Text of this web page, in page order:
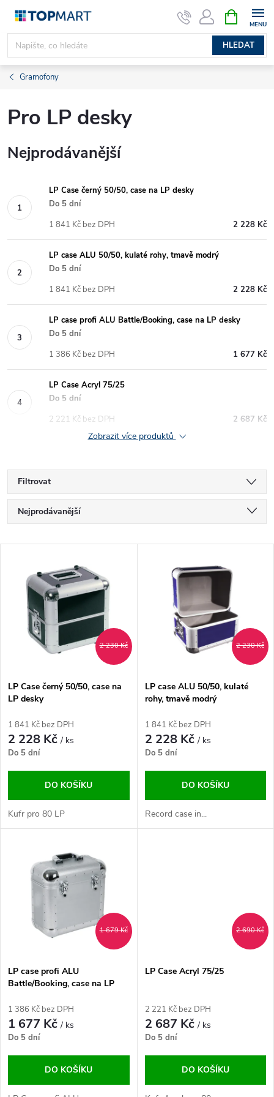
Přejít
obsah
HLEDAT
NÁKUPNÍ
KOŠÍK
Gramofony
Pro LP desky
Nejprodávanější
LP Case černý 50/50, case na LP desky
Do 5 dní
2 228 Kč
1 841 Kč bez DPH
LP case ALU 50/50, kulaté rohy, tmavě modrý
Do 5 dní
2 228 Kč
1 841 Kč bez DPH
LP case profi ALU Battle/Booking, case na LP desky
Do 5 dní
1 677 Kč
1 386 Kč bez DPH
LP Case Acryl 75/25
Do 5 dní
2 687 Kč
2 221 Kč bez DPH
Zobrazit více produktů
Filtrovat
Ř
a
p
r
o
u
Nejprodávanější
Abecedně
s
p
r
o
d
u
2 230 Kč
LP Case černý 50/50, case na
LP desky
1 841 Kč bez DPH
2 228 Kč/ ks
Do 5 dní
DO KOŠÍKU
Kufr pro 80 LP
2 230 Kč
LP case ALU 50/50, kulaté
rohy, tmavě modrý
1 841 Kč bez DPH
2 228 Kč/ ks
Do 5 dní
DO KOŠÍKU
Record case in...
1 679 Kč
LP case profi ALU
Battle/Booking, case na LP
1 386 Kč bez DPH
1 677 Kč/ ks
Do 5 dní
DO KOŠÍKU
2 690 Kč
LP Case Acryl 75/25
2 221 Kč bez DPH
2 687 Kč/ ks
Do 5 dní
DO KOŠÍKU